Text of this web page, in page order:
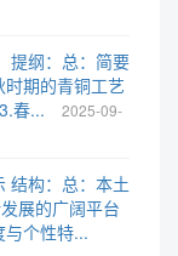
提纲：总：简要
期的青铜工艺
春...
2025-09-
结构：总：本土
展的广阔平台
个性特...